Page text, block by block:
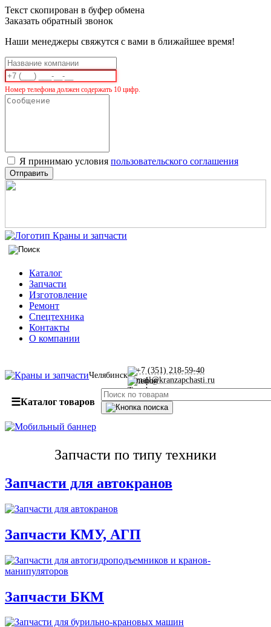
Текст скопирован в буфер обмена
Заказать обратный звонок
Наши менеджеры свяжутся с вами в ближайшее время!
Номер телефона должен содержать 10 цифр.
Я принимаю условия пользовательского соглашения
Отправить
Каталог
Запчасти
Изготовление
Ремонт
Спецтехника
Контакты
О компании
Челябинск
+7 (351) 218-59-40
mail@kranzapchasti.ru
☰Каталог товаров
Запчасти по типу техники
Запчасти для автокранов
Запчасти КМУ, АГП
Запчасти БКМ